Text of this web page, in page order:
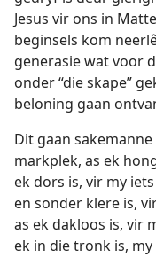
Jesus vir ons in
beginsels kom
generasie wat voor
onder “die skape”
beloning gaan
Dit gaan
markplek, as ek
ek dors is, vir my
en sonder klere is,
as ek dakloos is, vir
ek in die tronk is,